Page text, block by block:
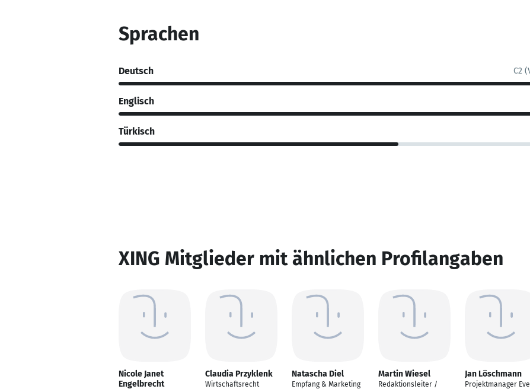
Sprachen
Deutsch C2
Englisch
Türkisch
XING Mitglieder mit ähnlichen Profilangaben
Nicole Janet
Engelbrecht
Claudia Przyklenk
Wirtschaftsrecht
Natascha Diel
Empfang & Marketing
Martin Wiesel
Redaktionsleiter /
Jan Löschmann
Projektmanager